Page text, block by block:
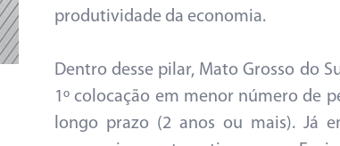
produtividade da economia.
Dentro desse pilar, Mato Grosso do
1º colocação em menor número de
longo prazo (2 anos ou mais). Já